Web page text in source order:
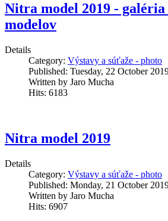
Nitra model 2019 - galéria
modelov
Details
Category: Výstavy a súťaže - photo
Published: Tuesday, 22 October
Written by Jaro Mucha
Hits: 6183
Nitra model 2019
Details
Category: Výstavy a súťaže - photo
Published: Monday, 21 October
Written by Jaro Mucha
Hits: 6907